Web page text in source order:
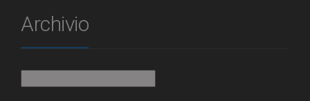
Archivio